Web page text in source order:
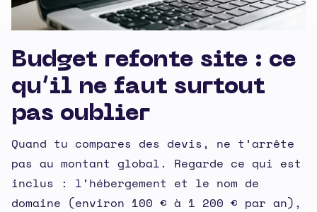
Budget refonte site : ce
qu’il ne faut surtout
pas oublier
Quand tu compares des devis, ne t’arrête
pas au montant global. Regarde ce qui est
inclus : l’hébergement et le nom de
domaine (environ 100 € à 1 200 € par an),